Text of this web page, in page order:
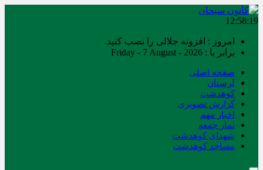
12:58:19
امروز : افزونه جلالی را نصب کنید.
برابر با : Friday - 7 August - 2026
صفحه اصلی
لرستان
کوهدشت
گزارش تصویری
اخبار مهم
نماز جمعه
شهدای کوهدشت
مساجد کوهدشت